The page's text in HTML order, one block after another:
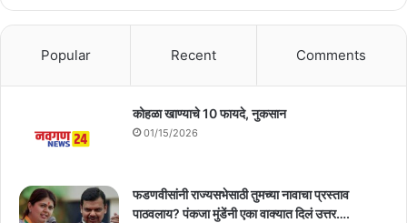
Popular Recent Comments
कोहळा खाण्याचे 10 फायदे, नुकसान
01/15/2026
फडणवीसांनी राज्यसभेसाठी तुमच्या नावाचा प्रस्ताव
पाठवलाय? पंकजा मुंडेंनी एका वाक्यात दिलं उत्तर….